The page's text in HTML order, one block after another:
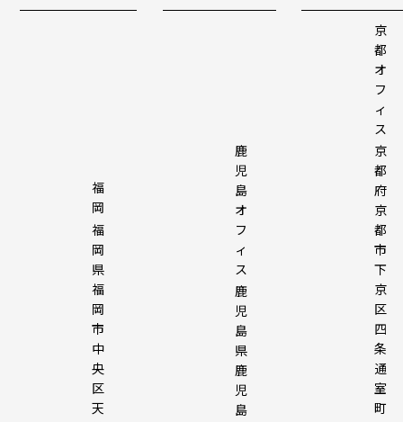
福
岡
福
岡
県
福
岡
市
中
央
区
天
鹿
児
島
オ
フ
ィ
ス
鹿
児
島
県
鹿
児
島
京
都
オ
フ
ィ
ス
京
都
府
京
都
市
下
京
区
四
条
通
室
町